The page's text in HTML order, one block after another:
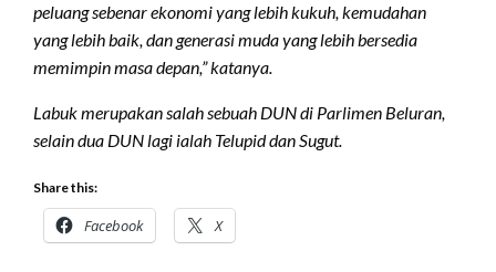
peluang sebenar ekonomi yang lebih kukuh, kemudahan
yang lebih baik, dan generasi muda yang lebih bersedia
memimpin masa depan,” katanya.
Labuk merupakan salah sebuah DUN di Parlimen Beluran,
selain dua DUN lagi ialah Telupid dan Sugut.
Share this:
Facebook X